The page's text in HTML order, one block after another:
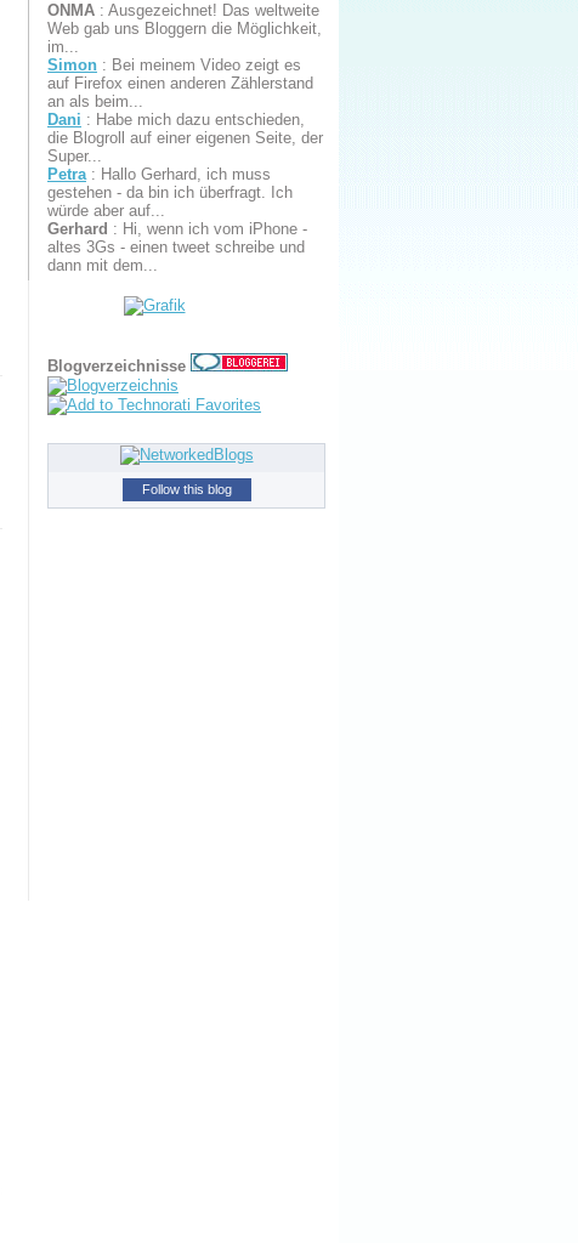
ONMA : Ausgezeichnet! Das weltweite
Web gab uns Bloggern die Möglichkeit,
im...
Simon : Bei meinem Video zeigt es
auf Firefox einen anderen Zählerstand
an als beim...
Dani : Habe mich dazu entschieden,
die Blogroll auf einer eigenen Seite, der
Super...
Petra : Hallo Gerhard, ich muss
gestehen - da bin ich überfragt. Ich
würde aber auf...
Gerhard : Hi, wenn ich vom iPhone -
altes 3Gs - einen tweet schreibe und
dann mit dem...
Blogverzeichnisse
Follow this blog